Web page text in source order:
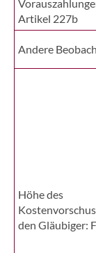
Artikel 227b
Andere
Höhe des
den Gläubiger: